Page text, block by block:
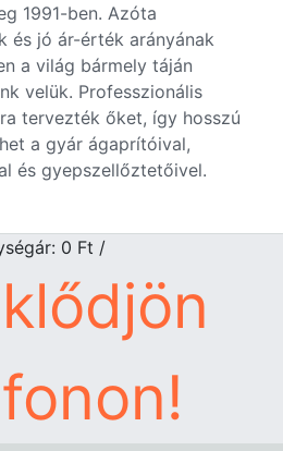
1991-ben. Azóta
és jó ár-érték arányának
a világ bármely táján
velük. Professzionális
tervezték őket, így hosszú
a gyár ágaprítóival,
és gyepszellőztetőivel.
0 Ft /